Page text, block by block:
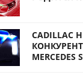
CADILLAC